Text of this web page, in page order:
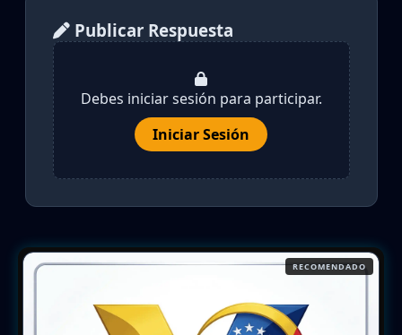
Publicar Respuesta
Debes iniciar sesión para participar.
Iniciar Sesión
RECOMENDADO